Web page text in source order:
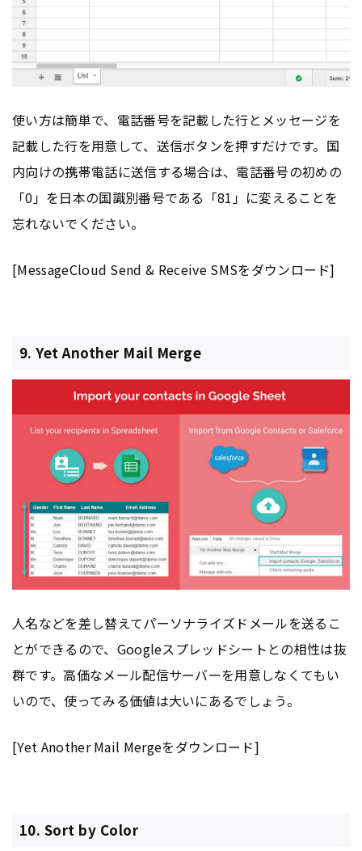
使い方は簡単で、電話番号を記載した行とメッセージを
記載した行を用意して、送信ボタンを押すだけです。国
内向けの携帯電話に送信する場合は、電話番号の初めの
「0」を日本の国識別番号である「81」に変えることを
忘れないでください。
[MessageCloud Send & Receive SMSをダウンロード]
9. Yet Another Mail Merge
人名などを差し替えてパーソナライズドメールを送るこ
とができるので、 Googleスプレッドシートとの相性は抜
群です。高価なメール配信サーバーを用意しなくてもい
いので、使ってみる価値は大いにあるでしょう。
[Yet Another Mail Mergeをダウンロード]
10. Sort by Color